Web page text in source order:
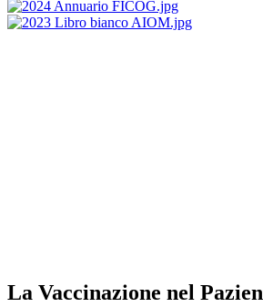
La Vaccinazione nel